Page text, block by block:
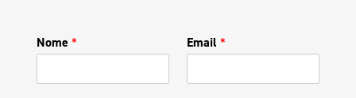
Nome * Email *